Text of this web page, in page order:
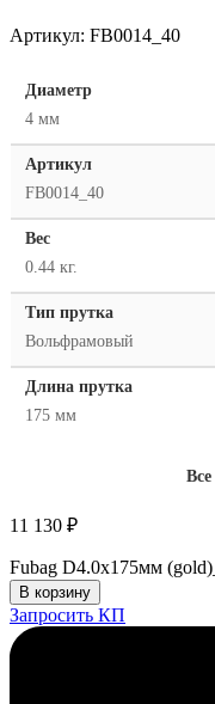
Артикул: FB0014_40
Диаметр
4 мм
Артикул
FB0014_40
Вес
0.44 кг.
Тип прутка
Вольфрамовый
Длина прутка
175 мм
11 130 ₽
Fubag D4.0x175мм
В корзину
Запросить КП